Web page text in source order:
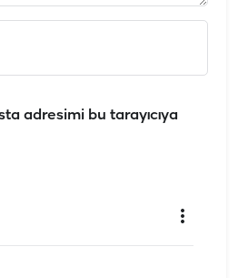
adresimi bu tarayıcıya